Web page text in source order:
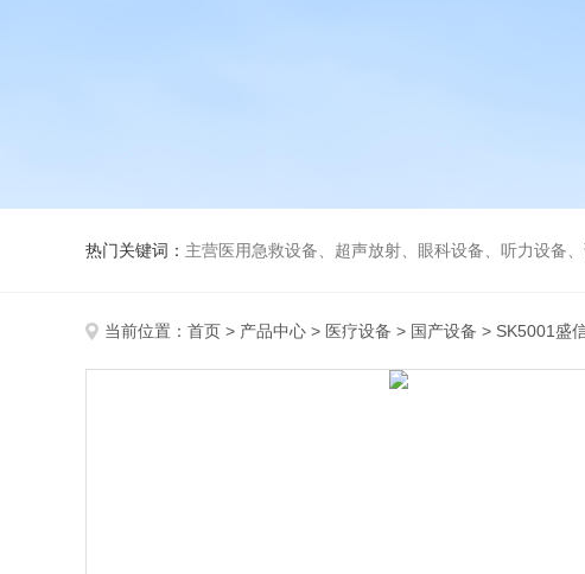
热门关键词： 主营医用急救设备、超声放射、眼科设备、听力设备、诊察设备、康复治
当前位置： 首页 > 产品中心 > 医疗设备 > 国产设备 > SK5001盛